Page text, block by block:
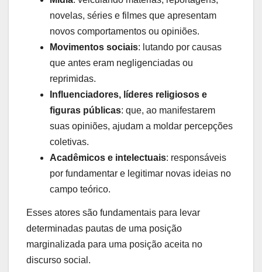
novelas, séries e filmes que apresentam
novos comportamentos ou opiniões.
Movimentos sociais: lutando por causas
que antes eram negligenciadas ou
reprimidas.
Influenciadores, líderes religiosos e
figuras públicas: que, ao manifestarem
suas opiniões, ajudam a moldar percepções
coletivas.
Acadêmicos e intelectuais: responsáveis
por fundamentar e legitimar novas ideias no
campo teórico.
Esses atores são fundamentais para levar
determinadas pautas de uma posição
marginalizada para uma posição aceita no
discurso social.